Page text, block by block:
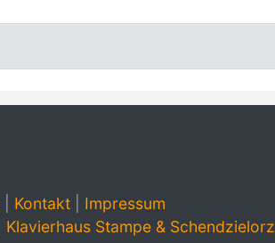
Kontakt| Impressum
Klavierhaus Stampe & Schendzielorz